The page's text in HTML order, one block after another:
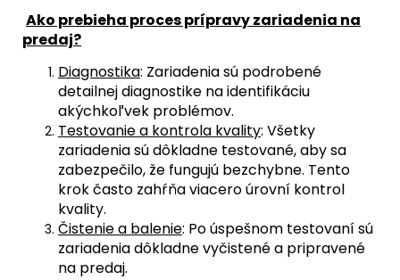
Ako prebieha proces prípravy zariadenia na
predaj?
Diagnostika: Zariadenia sú podrobené
detailnej diagnostike na identifikáciu
akýchkoľvek problémov.
Testovanie a kontrola kvality: Všetky
zariadenia sú dôkladne testované, aby sa
zabezpečilo, že fungujú bezchybne. Tento
krok často zahŕňa viacero úrovní kontrol
kvality.
Čistenie a balenie: Po úspešnom testovaní sú
zariadenia dôkladne vyčistené a pripravené
na predaj.